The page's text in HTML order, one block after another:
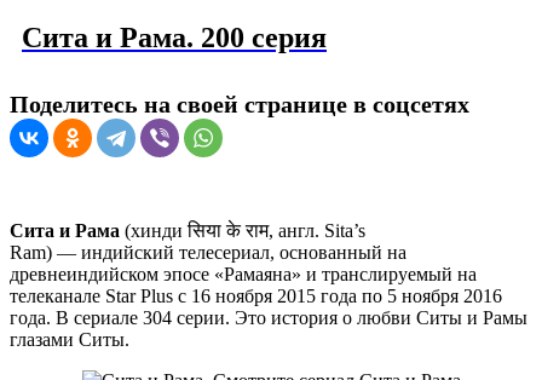
Сита и Рама. 200 серия
Поделитесь на своей странице в соцсетях
Сита и Рама (хиндиसिया के राम, англ. Sita’s
Ram) — индийский телесериал, основанный на
древнеиндийском эпосе «Рамаяна» и транслируемый на
телеканале Star Plus с 16 ноября 2015 года по 5 ноября 2016
года. В сериале 304 серии. Это история о любви Ситы и Рамы
глазами Ситы.